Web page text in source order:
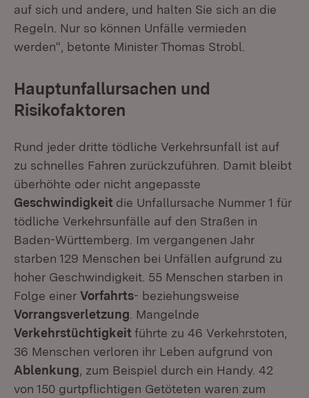
auf sich und andere, und halten Sie sich an die
Regeln. Nur so können Unfälle vermieden
werden“, betonte Minister Thomas Strobl.
Hauptunfallursachen und
Risikofaktoren
Rund jeder dritte tödliche Verkehrsunfall ist auf
zu schnelles Fahren zurückzuführen. Damit bleibt
überhöhte oder nicht angepasste
Geschwindigkeit die Unfallursache Nummer 1 für
tödliche Verkehrsunfälle auf den Straßen in
Baden-Württemberg. Im vergangenen Jahr
starben 129 Menschen bei Unfällen aufgrund zu
hoher Geschwindigkeit. 55 Menschen starben in
Folge einer Vorfahrts- beziehungsweise
Vorrangsverletzung . Mangelnde
Verkehrstüchtigkeit führte zu 46 Verkehrstoten,
36 Menschen verloren ihr Leben aufgrund von
Ablenkung , zum Beispiel durch ein Handy. 42
von 150 gurtpflichtigen Getöteten waren zum